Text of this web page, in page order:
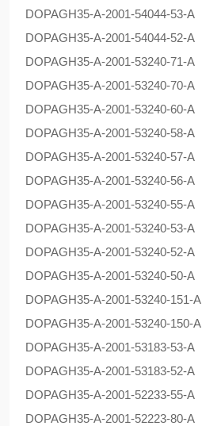
DOPAGH35-A-2001-54044-53-A
DOPAGH35-A-2001-54044-52-A
DOPAGH35-A-2001-53240-71-A
DOPAGH35-A-2001-53240-70-A
DOPAGH35-A-2001-53240-60-A
DOPAGH35-A-2001-53240-58-A
DOPAGH35-A-2001-53240-57-A
DOPAGH35-A-2001-53240-56-A
DOPAGH35-A-2001-53240-55-A
DOPAGH35-A-2001-53240-53-A
DOPAGH35-A-2001-53240-52-A
DOPAGH35-A-2001-53240-50-A
DOPAGH35-A-2001-53240-151-A
DOPAGH35-A-2001-53240-150-A
DOPAGH35-A-2001-53183-53-A
DOPAGH35-A-2001-53183-52-A
DOPAGH35-A-2001-52233-55-A
DOPAGH35-A-2001-52223-80-A